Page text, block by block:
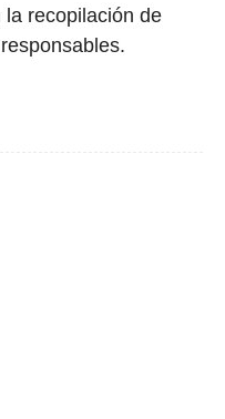
recopilación de